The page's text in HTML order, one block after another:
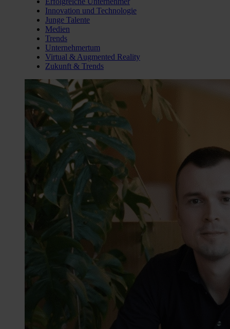
Innovation und Technologie
Junge Talente
Medien
Trends
Unternehmertum
Virtual & Augmented Reality
Zukunft & Trends